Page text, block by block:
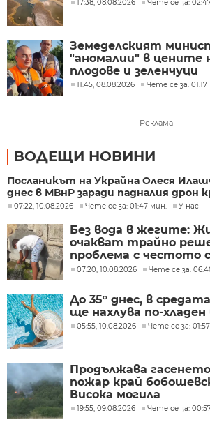
17:38, 08.08.2026 Чете се за:
Земеделският
"аномалии" в цените
плодове и зеленчуци
11:45, 08.08.2026 Чете се за:
Реклама
ВОДЕЩИ НОВИНИ
Посланикът на Украйна Олеся
днес в МВнР заради падналия дрон
07:22, 10.08.2026 Чете се за: 01:47 мин. У нас
Без вода в жегите:
очакват трайно
проблема с честото
водоподаването
07:20, 10.08.2026 Чете се за:
До 35° днес, в
ще нахлува по-хладен
05:55, 10.08.2026 Чете се за:
Продължава
пожар край
Висока могила
19:55, 09.08.2026 Чете се за: